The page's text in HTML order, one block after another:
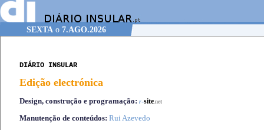
SEXTA o 7.AGO.2026
DIÁRIO INSULAR
Edição electrónica
Design, construção e programação: r-site.net
Manutenção de conteúdos: Rui Azevedo